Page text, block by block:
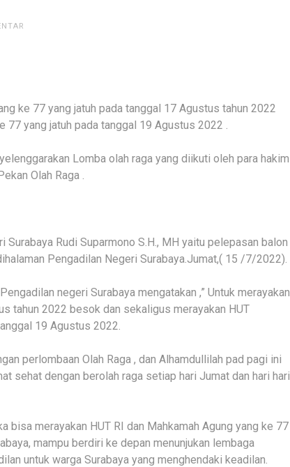
ke 77 yang jatuh pada tanggal 17 Agustus tahun 2022
77 yang jatuh pada tanggal 19 Agustus 2022 .
Lomba olah raga yang diikuti oleh para hakim
Olah Raga .
Rudi Suparmono S.H., MH yaitu pelepasan balon
Pengadilan Negeri Surabaya.Jumat,( 15 /7/2022).
negeri Surabaya mengatakan ,” Untuk merayakan
tahun 2022 besok dan sekaligus merayakan HUT
19 Agustus 2022.
perlombaan Olah Raga , dan Alhamdullilah pad pagi ini
sehat dengan berolah raga setiap hari Jumat dan hari hari
bisa merayakan HUT RI dan Mahkamah Agung yang ke 77
mampu berdiri ke depan menunjukan lembaga
untuk warga Surabaya yang menghendaki keadilan.